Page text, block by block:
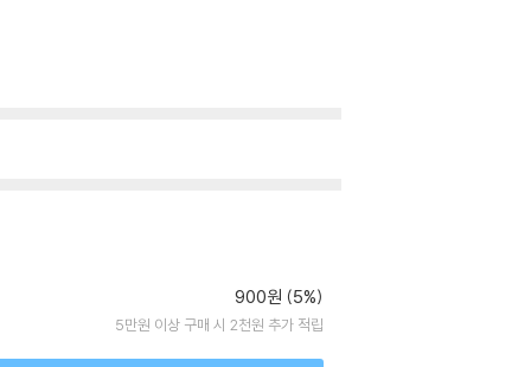
900원 (5%)
5만원 이상 구매 시 2천원 추가 적립